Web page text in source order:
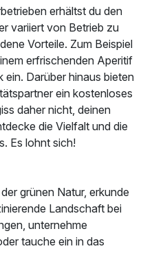
erhältst du den
variiert von Betrieb zu
Vorteile. Zum Beispiel
erfrischenden Aperitif
Darüber hinaus bieten
ein kostenloses
daher nicht, deinen
die Vielfalt und die
Es lohnt sich!
grünen Natur, erkunde
Landschaft bei
unternehme
tauche ein in das